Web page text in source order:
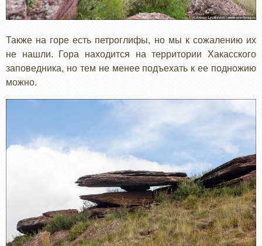
Также на горе есть петроглифы, но мы к сожалению их
не нашли. Гора находится на территории Хакасского
заповедника, но тем не менее подъехать к ее подножию
можно.